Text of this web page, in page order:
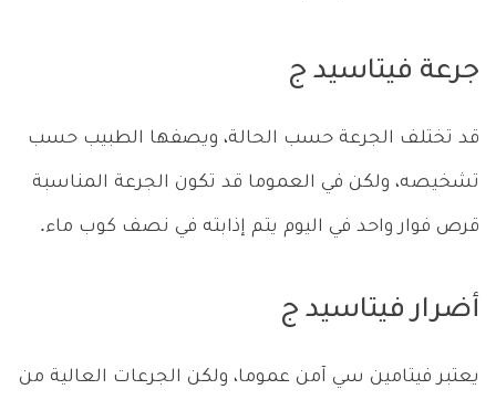
جرعة فيتاسيد ج
قد تختلف الجرعة حسب الحالة، ويصفها الطبيب حسب
تشخيصه، ولكن في العموما قد تكون الجرعة المناسبة
قرص فوار واحد في اليوم يتم إذابته في نصف كوب ماء.
أضرار فيتاسيد ج
يعتبر فيتامين سي آمن عموما، ولكن الجرعات العالية من